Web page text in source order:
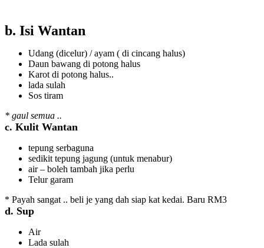
b. Isi Wantan
Udang (dicelur) / ayam ( di cincang halus)
Daun bawang di potong halus
Karot di potong halus..
lada sulah
Sos tiram
* gaul semua ..
c. Kulit Wantan
tepung serbaguna
sedikit tepung jagung (untuk menabur)
air – boleh tambah jika perlu
Telur garam
* Payah sangat .. beli je yang dah siap kat kedai. Baru RM3
d. Sup
Air
Lada sulah